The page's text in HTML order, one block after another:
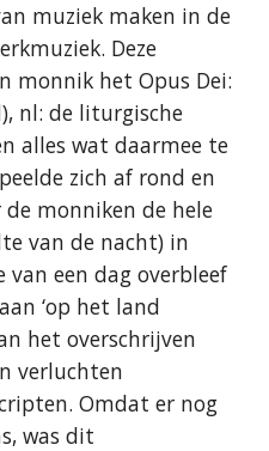
muziek maken in de
Deze
monnik het Opus Dei:
nl: de liturgische
alles wat daarmee te
zich af rond en
monniken de hele
van de nacht) in
van een dag overbleef
‘op het land
het overschrijven
verluchten
Omdat er nog
was dit